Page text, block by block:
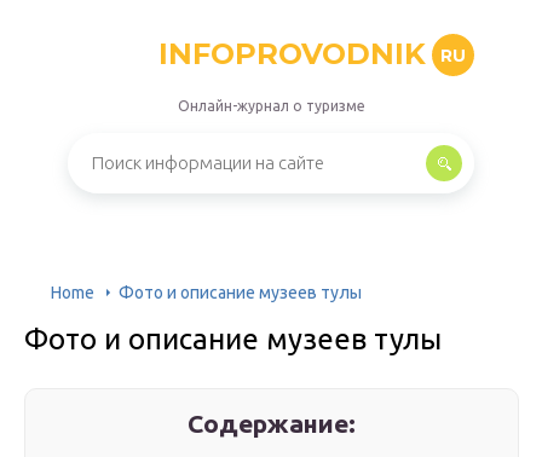
INFOPROVODNIK RU
Онлайн-журнал о туризме
Home Фото и описание музеев тулы
Фото и описание музеев тулы
Содержание: